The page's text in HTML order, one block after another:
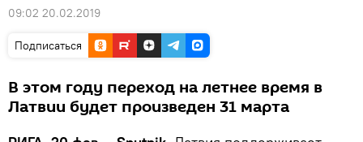
09:02 20.02.2019
Подписаться
В этом году переход на летнее время в
Латвии будет произведен 31 марта